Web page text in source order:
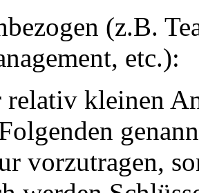
(z.B.
etc.):
relativ kleinen
vorzutragen,